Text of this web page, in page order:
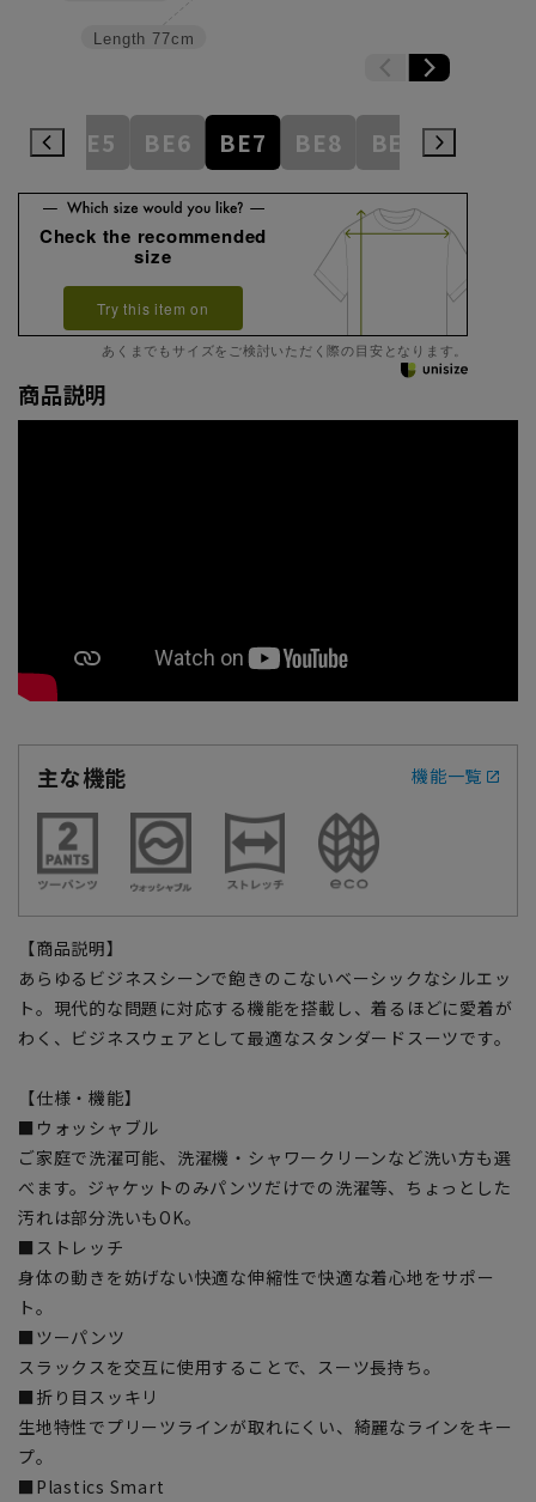
Length 77cm
BE5 BE6 BE7 BE8 BE9 BE10
Check the recommended
size
Try this item on
あくまでもサイズをご検討いただく際の目安となります。
商品説明
主な機能 機能一覧
【商品説明】
あらゆるビジネスシーンで飽きのこないベーシックなシルエッ
ト。現代的な問題に対応する機能を搭載し、着るほどに愛着が
わく、ビジネスウェアとして最適なスタンダードスーツです。
【仕様・機能】
■ウォッシャブル
ご家庭で洗濯可能、洗濯機・シャワークリーンなど洗い方も選
べます。ジャケットのみパンツだけでの洗濯等、ちょっとした
汚れは部分洗いもOK。
■ストレッチ
身体の動きを妨げない快適な伸縮性で快適な着心地をサポー
ト。
■ツーパンツ
スラックスを交互に使用することで、スーツ長持ち。
■折り目スッキリ
生地特性でプリーツラインが取れにくい、綺麗なラインをキー
プ。
■Plastics Smart